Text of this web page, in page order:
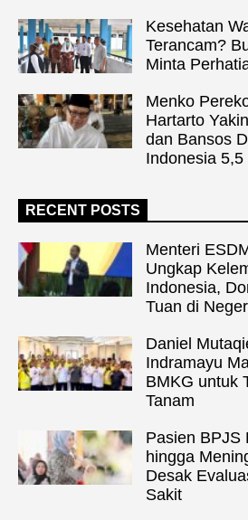
Kesehatan
Terancam?
Minta
Menko
Hartarto
dan Bansos
Indonesia 5,5
RECENT POSTS
Menteri
Ungkap
Indonesia,
Tuan di
Daniel
Indramayu
BMKG untuk
Tanam
Pasien BPJS
hingga
Desak
Sakit